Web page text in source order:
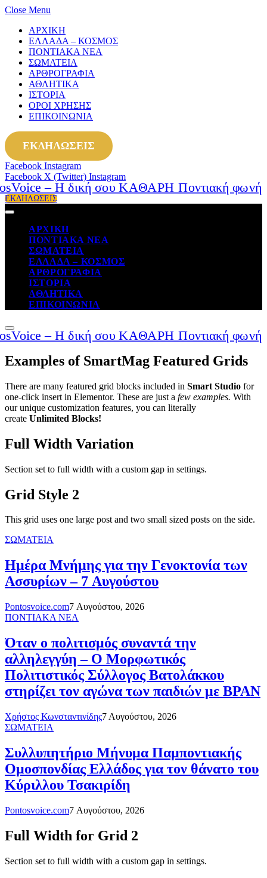
Close Menu
ΑΡΧΙΚΗ
ΕΛΛΑΔΑ – ΚΟΣΜΟΣ
ΠΟΝΤΙΑΚΑ ΝΕΑ
ΣΩΜΑΤΕΙΑ
ΑΡΘΡΟΓΡΑΦΙΑ
ΑΘΛΗΤΙΚΑ
ΙΣΤΟΡΙΑ
ΟΡΟΙ ΧΡΗΣΗΣ
ΕΠΙΚΟΙΝΩΝΙΑ
ΕΚΔΗΛΩΣΕΙΣ
Facebook Instagram
Facebook X (Twitter) Instagram
ΕΚΔΗΛΩΣΕΙΣ
ΑΡΧΙΚΗ
ΠΟΝΤΙΑΚΑ ΝΕΑ
ΣΩΜΑΤΕΙΑ
ΕΛΛΑΔΑ – ΚΟΣΜΟΣ
ΑΡΘΡΟΓΡΑΦΙΑ
ΙΣΤΟΡΙΑ
ΑΘΛΗΤΙΚΑ
ΕΠΙΚΟΙΝΩΝΙΑ
Examples of SmartMag Featured Grids
There are many featured grid blocks included in Smart Studio for
one-click insert in Elementor. These are just a few examples. With
our unique customization features, you can literally
create Unlimited Blocks!
Full Width Variation
Section set to full width with a custom gap in settings.
Grid Style 2
This grid uses one large post and two small sized posts on the side.
ΣΩΜΑΤΕΙΑ
Ημέρα Μνήμης για την Γενοκτονία των
Ασσυρίων – 7 Αυγούστου
Pontosvoice.com7 Αυγούστου, 2026
ΠΟΝΤΙΑΚΑ ΝΕΑ
Όταν ο πολιτισμός συναντά την
αλληλεγγύη – Ο Μορφωτικός
Πολιτιστικός Σύλλογος Βατολάκκου
στηρίζει τον αγώνα των παιδιών με BPAN
Χρήστος Κωνσταντινίδης7 Αυγούστου, 2026
ΣΩΜΑΤΕΙΑ
Συλλυπητήριο Μήνυμα Παμποντιακής
Ομοσπονδίας Ελλάδος για τον θάνατο του
Κύριλλου Τσακιρίδη
Pontosvoice.com7 Αυγούστου, 2026
Full Width for Grid 2
Section set to full width with a custom gap in settings.